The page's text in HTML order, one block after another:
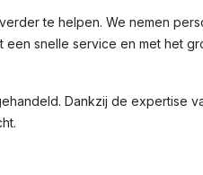
te helpen. We nemen
snelle service en met het
Dankzij de expertise